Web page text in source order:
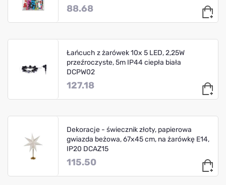
88.68
Łańcuch z żarówek 10x 5 LED, 2,25W
przeźroczyste, 5m IP44 ciepła biała
DCPW02
127.18
Dekoracje - świecznik złoty, papierowa
gwiazda beżowa, 67x45 cm, na żarówkę E14,
IP20 DCAZ15
115.50